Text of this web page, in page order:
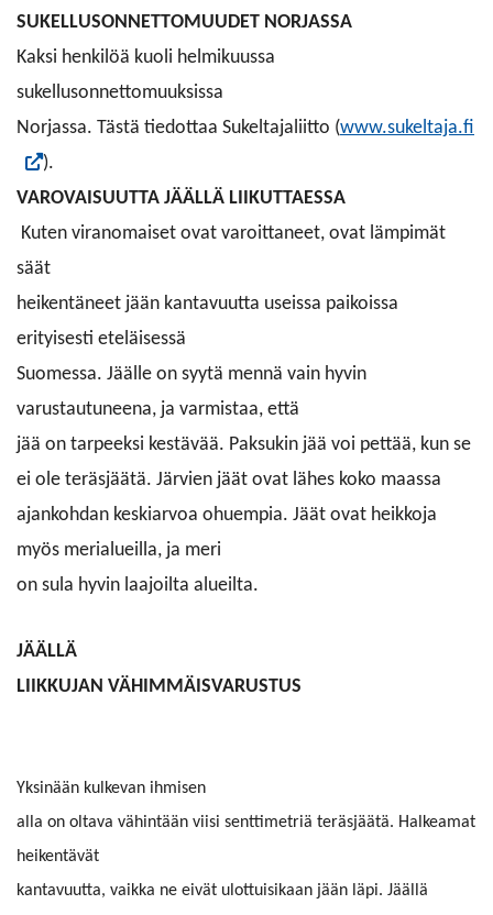
SUKELLUSONNETTOMUUDET NORJASSA
Kaksi henkilöä kuoli helmikuussa
sukellusonnettomuuksissa
Norjassa. Tästä tiedottaa Sukeltajaliitto (www.sukeltaja.fi
).
VAROVAISUUTTA JÄÄLLÄ LIIKUTTAESSA
Kuten viranomaiset ovat varoittaneet, ovat lämpimät
säät
heikentäneet jään kantavuutta useissa paikoissa
erityisesti eteläisessä
Suomessa. Jäälle on syytä mennä vain hyvin
varustautuneena, ja varmistaa, että
jää on tarpeeksi kestävää. Paksukin jää voi pettää, kun se
ei ole teräsjäätä. Järvien jäät ovat lähes koko maassa
ajankohdan keskiarvoa ohuempia. Jäät ovat heikkoja
myös merialueilla, ja meri
on sula hyvin laajoilta alueilta.
JÄÄLLÄ
LIIKKUJAN VÄHIMMÄISVARUSTUS
Yksinään kulkevan ihmisen
alla on oltava vähintään viisi senttimetriä teräsjäätä. Halkeamat
heikentävät
kantavuutta, vaikka ne eivät ulottuisikaan jään läpi. Jäällä